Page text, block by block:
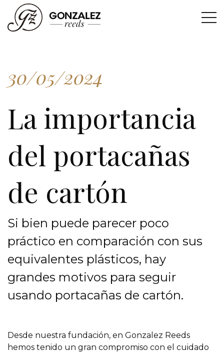
30/05/2024
La importancia
del portacañas
de cartón
Si bien puede parecer poco
práctico en comparación con sus
equivalentes plásticos, hay
grandes motivos para seguir
usando portacañas de cartón.
Desde nuestra fundación, en Gonzalez Reeds
hemos tenido un gran compromiso con el cuidado